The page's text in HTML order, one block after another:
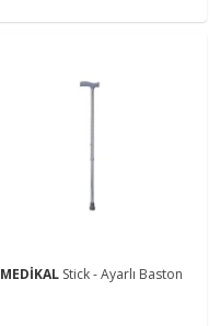
MEDİKAL Stick - Ayarlı Baston